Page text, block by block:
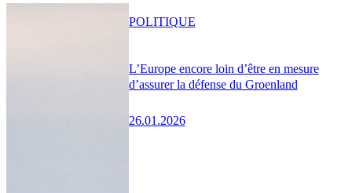
L’Europe encore loin d’être en mesure
d’assurer la défense du Groenland
26.01.2026
POLITIQUE